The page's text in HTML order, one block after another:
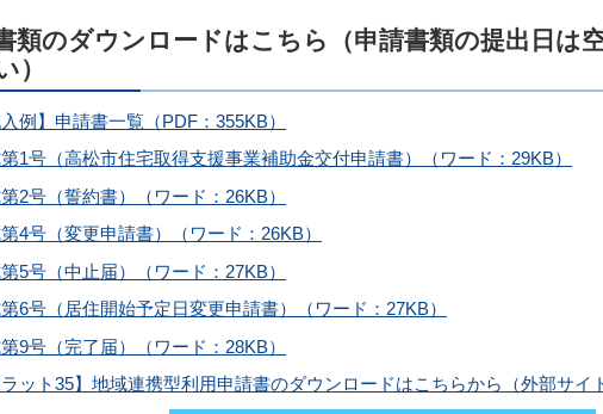
類のダウンロードはこちら（申請書類の提出日は
）
入例】申請書一覧（PDF：355KB）
1号（高松市住宅取得支援事業補助金交付申請書）（ワード：29KB）
2号（誓約書）（ワード：26KB）
4号（変更申請書）（ワード：26KB）
5号（中止届）（ワード：27KB）
6号（居住開始予定日変更申請書）（ワード：27KB）
9号（完了届）（ワード：28KB）
ラット35】地域連携型利用申請書のダウンロードはこちらから（外部サイ